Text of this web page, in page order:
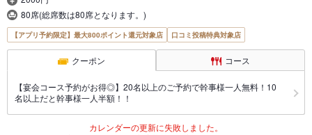
80席(総席数は80席となります。)
【アプリ予約限定】最大800ポイント還元対象店 口コミ投稿特典対象店
クーポン コース
【宴会コース予約がお得◎】20名以上のご予約で幹事様一人無料！10
名以上だと幹事様一人半額！！
カレンダーの更新に失敗しました。